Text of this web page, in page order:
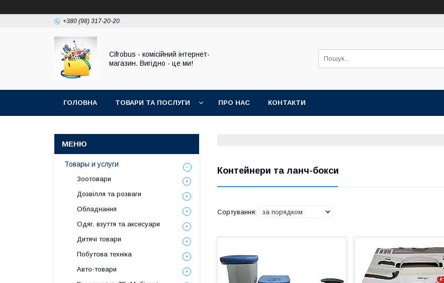
+380 (98) 317-20-20
Cifrobus - комiсiйний iнтернет-
магазин. Вигiдно - це ми!
ГОЛОВНА ТОВАРИ ТА ПОСЛУГИ ПРО НАС КОНТАКТИ
Контейнери та ланч-бокси
Товары и услуги
Зоотовари
Дозвілля та розваги
Обладнання
Одяг, взуття та аксесуари
Дитячі товари
Побутова техніка
Авто-товари